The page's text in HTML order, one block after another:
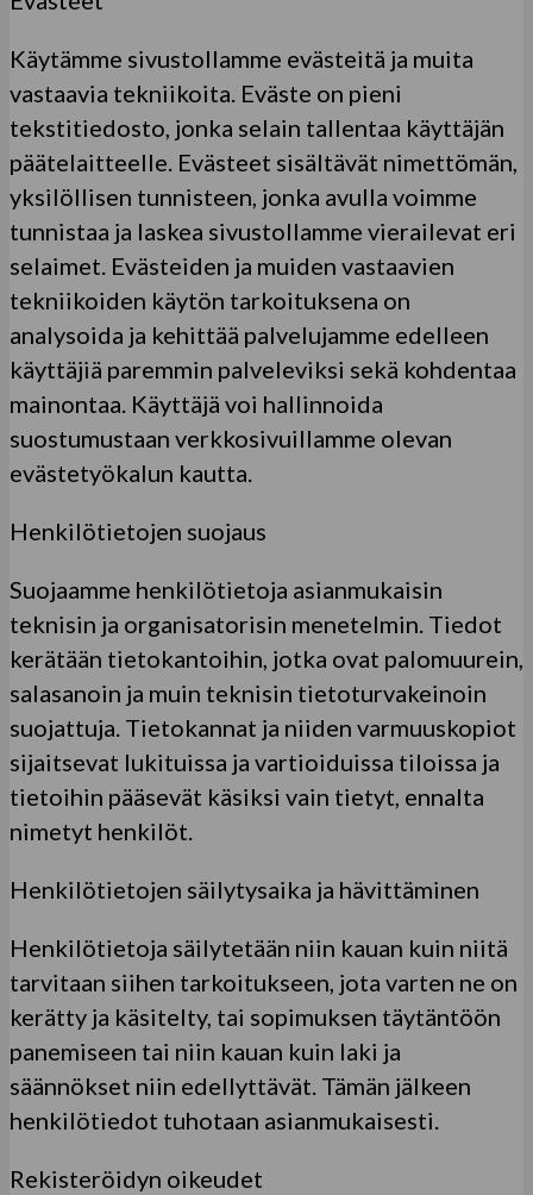
Käytämme sivustollamme evästeitä ja muita
vastaavia tekniikoita. Eväste on pieni
tekstitiedosto, jonka selain tallentaa käyttäjän
päätelaitteelle. Evästeet sisältävät nimettömän,
yksilöllisen tunnisteen, jonka avulla voimme
tunnistaa ja laskea sivustollamme vierailevat eri
selaimet. Evästeiden ja muiden vastaavien
tekniikoiden käytön tarkoituksena on
analysoida ja kehittää palvelujamme edelleen
käyttäjiä paremmin palveleviksi sekä kohdentaa
mainontaa. Käyttäjä voi hallinnoida
suostumustaan verkkosivuillamme olevan
evästetyökalun kautta.
Henkilötietojen suojaus
Suojaamme henkilötietoja asianmukaisin
teknisin ja organisatorisin menetelmin. Tiedot
kerätään tietokantoihin, jotka ovat palomuurein,
salasanoin ja muin teknisin tietoturvakeinoin
suojattuja. Tietokannat ja niiden varmuuskopiot
sijaitsevat lukituissa ja vartioiduissa tiloissa ja
tietoihin pääsevät käsiksi vain tietyt, ennalta
nimetyt henkilöt.
Henkilötietojen säilytysaika ja hävittäminen
Henkilötietoja säilytetään niin kauan kuin niitä
tarvitaan siihen tarkoitukseen, jota varten ne on
kerätty ja käsitelty, tai sopimuksen täytäntöön
panemiseen tai niin kauan kuin laki ja
säännökset niin edellyttävät. Tämän jälkeen
henkilötiedot tuhotaan asianmukaisesti.
Rekisteröidyn oikeudet